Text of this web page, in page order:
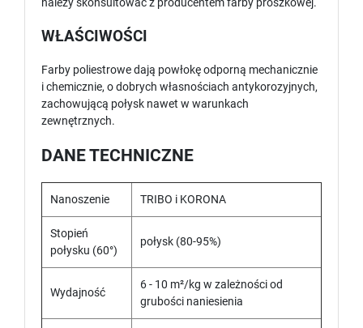
WŁAŚCIWOŚCI
Farby poliestrowe dają powłokę odporną mechanicznie
i chemicznie, o dobrych własnościach antykorozyjnych,
zachowującą połysk nawet w warunkach
zewnętrznych.
DANE TECHNICZNE
Nanoszenie TRIBO i KORONA
Stopień
połysku (60°)
połysk (80-95%)
Wydajność
6 - 10 m²/kg w zależności od
grubości naniesienia